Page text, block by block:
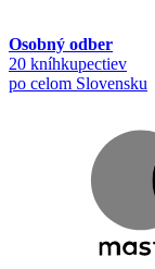
Osobný odber
20 kníhkupectiev
po celom Slovensku